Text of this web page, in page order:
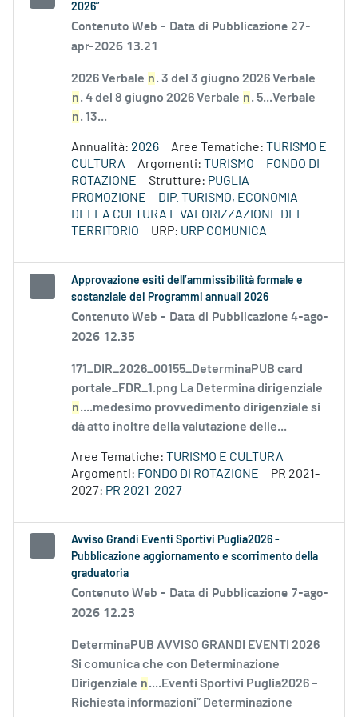
2026”
Contenuto Web - Data di Pubblicazione 27-
apr-2026 13.21
2026 Verbale n. 3 del 3 giugno 2026 Verbale
n. 4 del 8 giugno 2026 Verbale n. 5...Verbale
n. 13...
Annualità: 2026 Aree Tematiche: TURISMO E
CULTURA
Argomenti: TURISMO
FONDO DI
ROTAZIONE
Strutture: PUGLIA
PROMOZIONE
DIP. TURISMO, ECONOMIA
DELLA CULTURA E VALORIZZAZIONE DEL
TERRITORIO
URP: URP COMUNICA
Approvazione esiti dell’ammissibilità formale e
sostanziale dei Programmi annuali 2026
Contenuto Web - Data di Pubblicazione 4-ago-
2026 12.35
171_DIR_2026_00155_DeterminaPUB card
portale_FDR_1.png La Determina dirigenziale
n....medesimo provvedimento dirigenziale si
dà atto inoltre della valutazione delle...
Aree Tematiche: TURISMO E CULTURA
Argomenti: FONDO DI ROTAZIONE
PR 2021-
2027: PR 2021-2027
Avviso Grandi Eventi Sportivi Puglia2026 -
Pubblicazione aggiornamento e scorrimento della
graduatoria
Contenuto Web - Data di Pubblicazione 7-ago-
2026 12.23
DeterminaPUB AVVISO GRANDI EVENTI 2026
Si comunica che con Determinazione
Dirigenziale n....Eventi Sportivi Puglia2026 –
Richiesta informazioni” Determinazione